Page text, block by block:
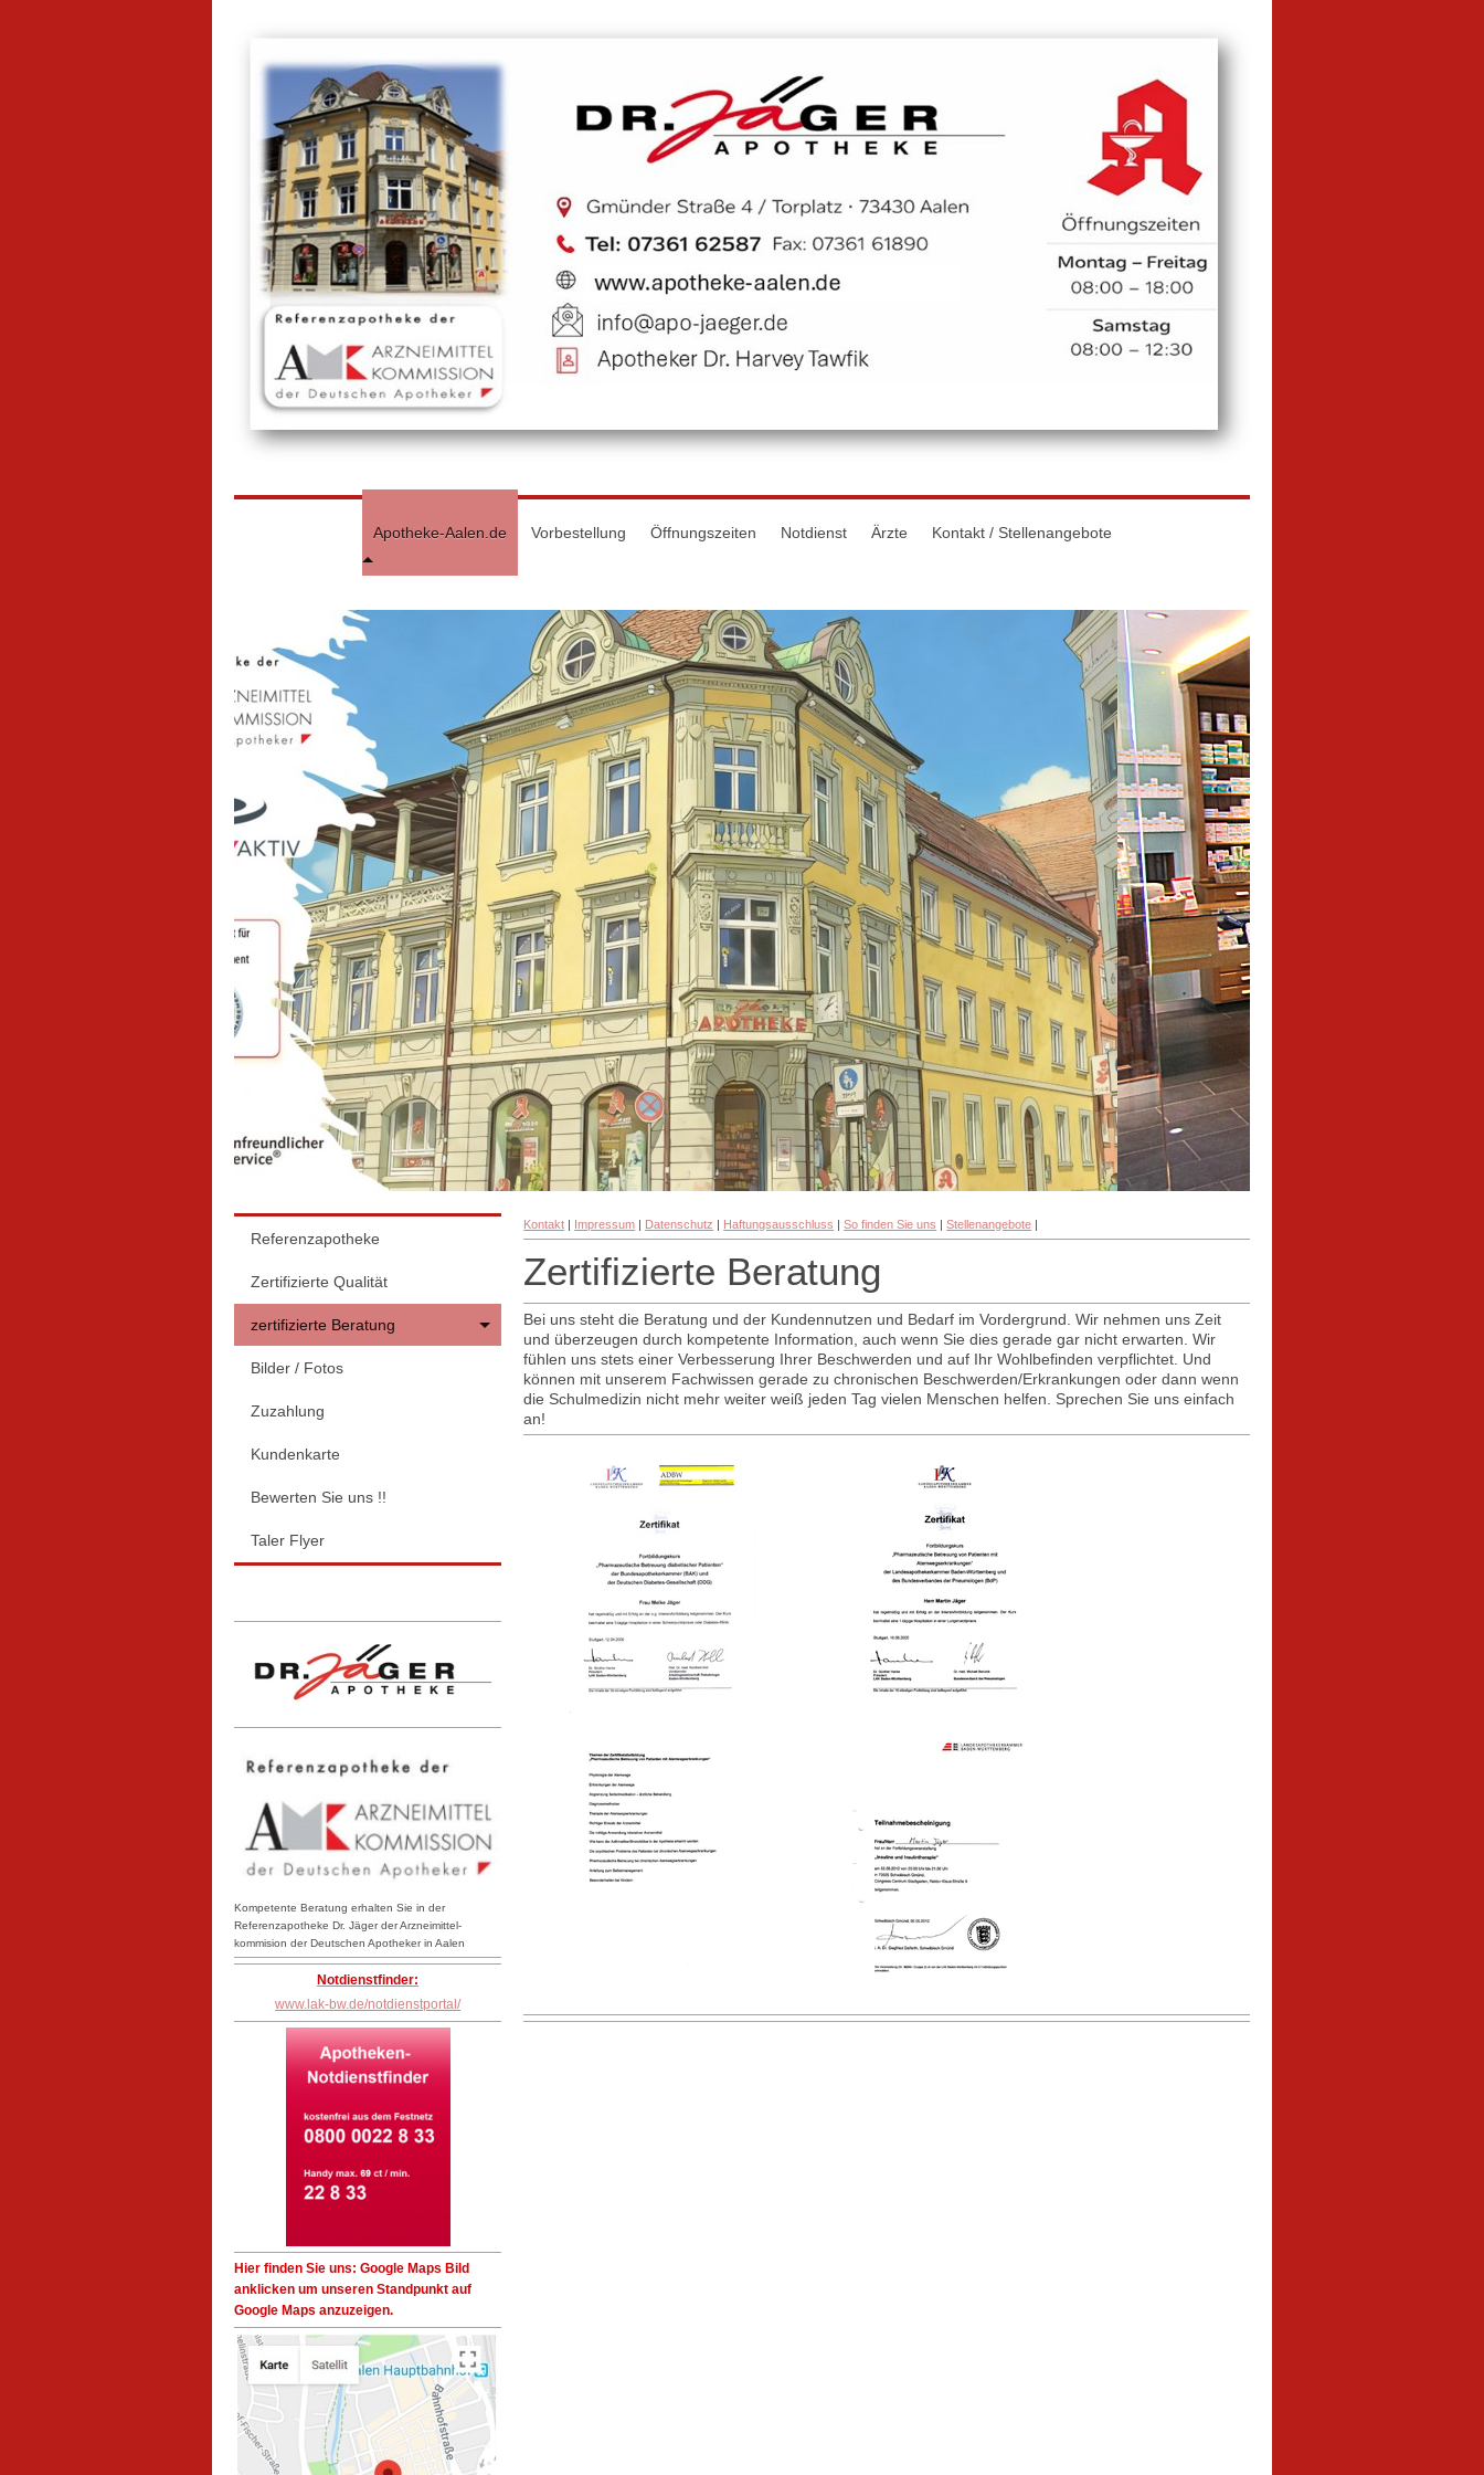
Apotheke-Aalen.de Vorbestellung Öffnungszeiten Notdienst Ärzte Kontakt / Stellenangebote
Kontakt | Impressum | Datenschutz | Haftungsausschluss |So finden Sie uns |Stellenangebote |
Zertifizierte Beratung
Bei uns steht die Beratung und der Kundennutzen und Bedarf im Vordergrund. Wir nehmen uns Zeit
und überzeugen durch kompetente Information, auch wenn Sie dies gerade gar nicht erwarten. Wir
fühlen uns stets einer Verbesserung Ihrer Beschwerden und auf Ihr Wohlbefinden verpflichtet. Und
können mit unserem Fachwissen gerade zu chronischen Beschwerden/Erkrankungen oder dann wenn
die Schulmedizin nicht mehr weiter weiß jeden Tag vielen Menschen helfen. Sprechen Sie uns einfach
an!
Referenzapotheke
Zertifizierte Qualität
zertifizierte Beratung
Bilder / Fotos
Zuzahlung
Kundenkarte
Bewerten Sie uns !!
Taler Flyer
Kompetente Beratung erhalten Sie in der
Referenzapotheke Dr. Jäger der Arzneimittel-
kommision der Deutschen Apotheker in Aalen
Notdienstfinder:
www.lak-bw.de/notdienstportal/
Hier finden Sie uns: Google Maps Bild
anklicken um unseren Standpunkt auf
Google Maps anzuzeigen.